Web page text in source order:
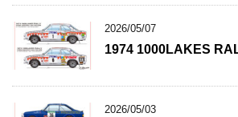
2026/05/07
1974 1000LAKES
2026/05/03